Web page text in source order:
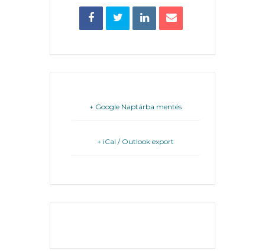
ÖNKORMÁNYZAT
TESTÜLET
+ Google Naptárba mentés
+ iCal / Outlook export